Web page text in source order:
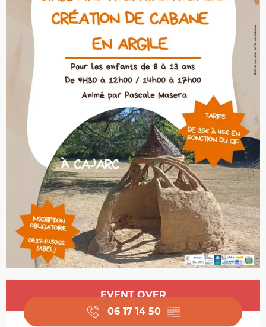
Opening hours & contact details
EVENT OVER
06 17 14 50 ▒▒